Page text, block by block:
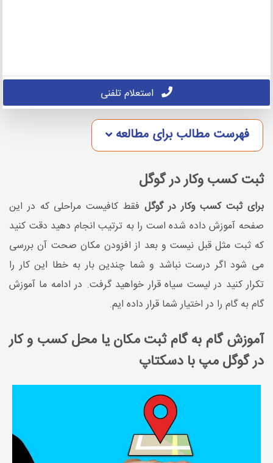
استعلام تلفنی
فهرست مطالب برای مطالعه
ثبت کسب وکار در گوگل
برای ثبت کسب وکار در گوگل فقط کافیست مراحلی که در این
صفحه آموزش داده شده است را به ترتیب انجام دهید دقت کنید
که ثبت مثل قبل نیست و بعد از افزودن مکان صحت آن بررسی
می شود اگر درست نباشد و شما چندین بار به خطا این کار را
تکرار کنید در لیست سیاه قرار خواهید گرفت. در ادامه ما آموزش
گام به گام را در اختیار شما قرار داده ایم.
آموزش گام به گام ثبت مکان یا محل کسب و کار
در گوگل مپ با دسکتاپ